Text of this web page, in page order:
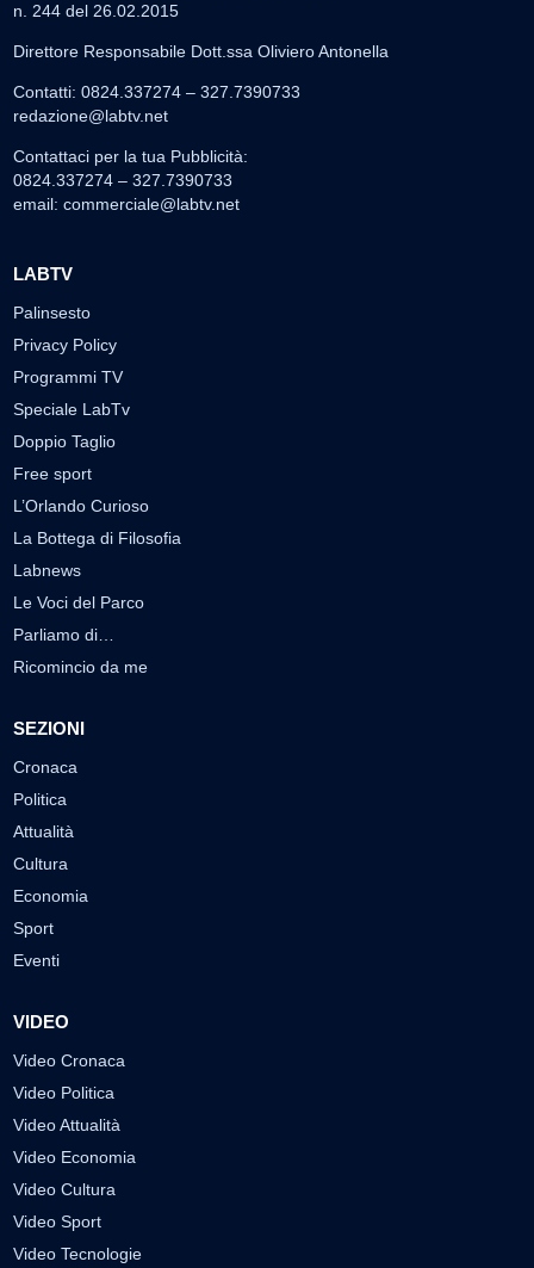
n. 244 del 26.02.2015
Direttore Responsabile Dott.ssa Oliviero Antonella
Contatti: 0824.337274 – 327.7390733
redazione@labtv.net
Contattaci per la tua Pubblicità:
0824.337274 – 327.7390733
email: commerciale@labtv.net
LABTV
Palinsesto
Privacy Policy
Programmi TV
Speciale LabTv
Doppio Taglio
Free sport
L’Orlando Curioso
La Bottega di Filosofia
Labnews
Le Voci del Parco
Parliamo di…
Ricomincio da me
SEZIONI
Cronaca
Politica
Attualità
Cultura
Economia
Sport
Eventi
VIDEO
Video Cronaca
Video Politica
Video Attualità
Video Economia
Video Cultura
Video Sport
Video Tecnologie